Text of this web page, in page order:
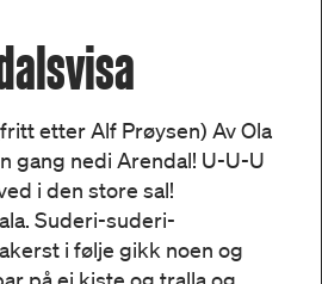
etter Alf Prøysen) Av Ola
gang nedi Arendal! U-U-U
i den store sal!
Suderi-suderi-
i følje gikk noen og